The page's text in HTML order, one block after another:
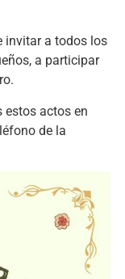
invitar a todos los
a participar
estos actos en
de la